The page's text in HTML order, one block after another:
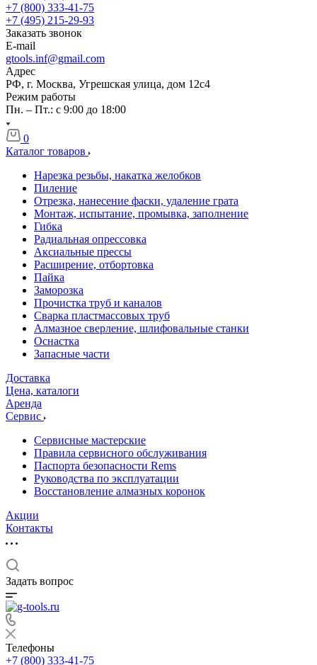
+7 (800) 333-41-75
+7 (495) 215-29-93
Заказать звонок
E-mail
gtools.inf@gmail.com
Адрес
РФ, г. Москва, Угрешская улица, дом 12с4
Режим работы
Пн. – Пт.: с 9:00 до 18:00
0
Каталог товаров
Нарезка резьбы, накатка желобков
Пиление
Отрезка, нанесение фаски, удаление грата
Монтаж, испытание, промывка, заполнение
Гибка
Радиальная опрессовка
Аксиальные прессы
Расширение, отбортовка
Пайка
Заморозка
Прочистка труб и каналов
Сварка пластмассовых труб
Алмазное сверление, шлифовальные станки
Оснастка
Запасные части
Доставка
Цена, каталоги
Аренда
Сервис
Сервисные мастерские
Правила сервисного обслуживания
Паспорта безопасности Rems
Руководства по эксплуатации
Восстановление алмазных коронок
Акции
Контакты
Задать вопрос
Телефоны
+7 (800) 333-41-75